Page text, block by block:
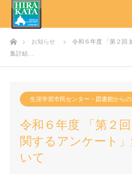
ホームお知らせ
令和６年度 「第２回
集計結…
生涯学習市民センター・図書館から
令和６年度 「第２
関するアンケート
いて